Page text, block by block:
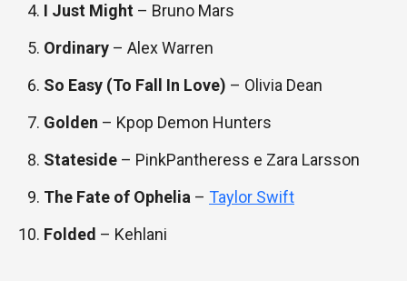
I Just Might – Bruno Mars
Ordinary – Alex Warren
So Easy (To Fall In Love) – Olivia Dean
Golden – Kpop Demon Hunters
Stateside – PinkPantheress e Zara Larsson
The Fate of Ophelia – Taylor Swift
Folded – Kehlani